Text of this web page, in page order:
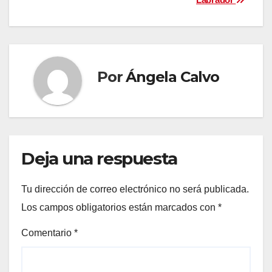
entradas
PorÁngela Calvo
Deja una respuesta
Tu dirección de correo electrónico no será publicada.
Los campos obligatorios están marcados con *
Comentario *